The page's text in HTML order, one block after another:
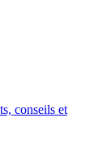
conseils et